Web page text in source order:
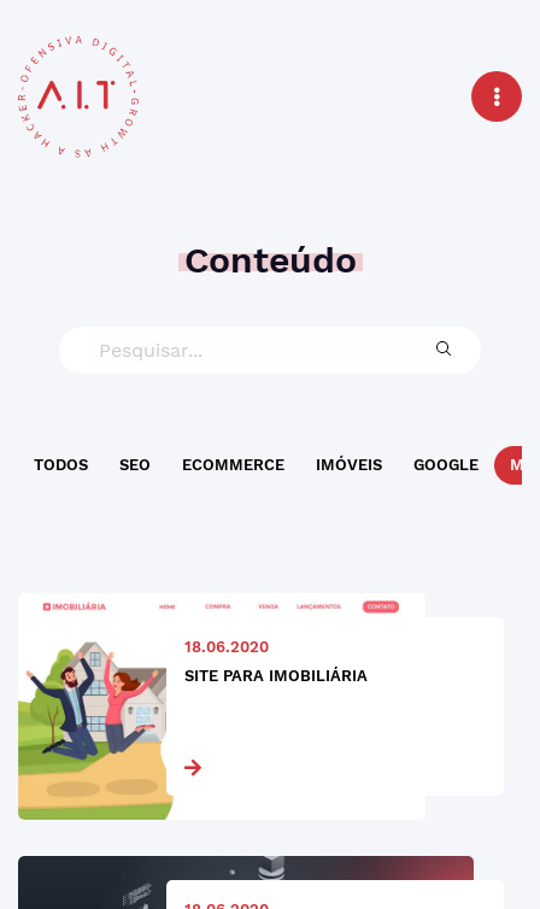
Conteúdo
TODOS SEO ECOMMERCE IMÓVEIS GOOGLE
18.06.2020
SITE PARA IMOBILIÁRIA